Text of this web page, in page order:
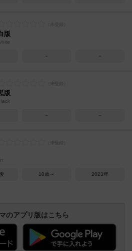
版
－ －
版
－ －
10歳～ 2023年
のアプリ版はこちら